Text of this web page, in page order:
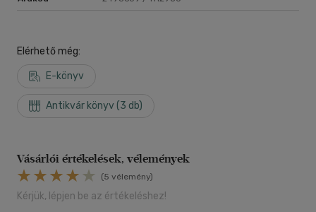
Elérhető még:
E-könyv
Antikvár könyv (3 db)
Vásárlói értékelések, vélemények
(5 vélemény)
Kérjük, lépjen be az értékeléshez!